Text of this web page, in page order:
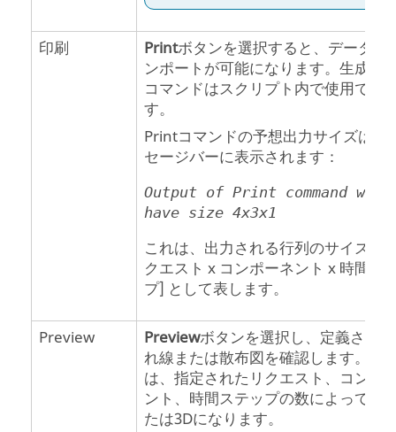
印刷 Printボタンを選択すると、データの
ンポートが可能になります。生成さ
コマンドはスクリプト内で使用でき
す。
Printコマンドの予想出力サイズはメ
セージバーに表示されます：
Output of Print command will
have size 4x3x1
これは、出力される行列のサイズを
クエスト x コンポーネント x 時間ス
プ] として表します。
Preview Previewボタンを選択し、定義され
れ線または散布図を確認します。こ
は、指定されたリクエスト、コンポ
ント、時間ステップの数によって2D
たは3Dになります。